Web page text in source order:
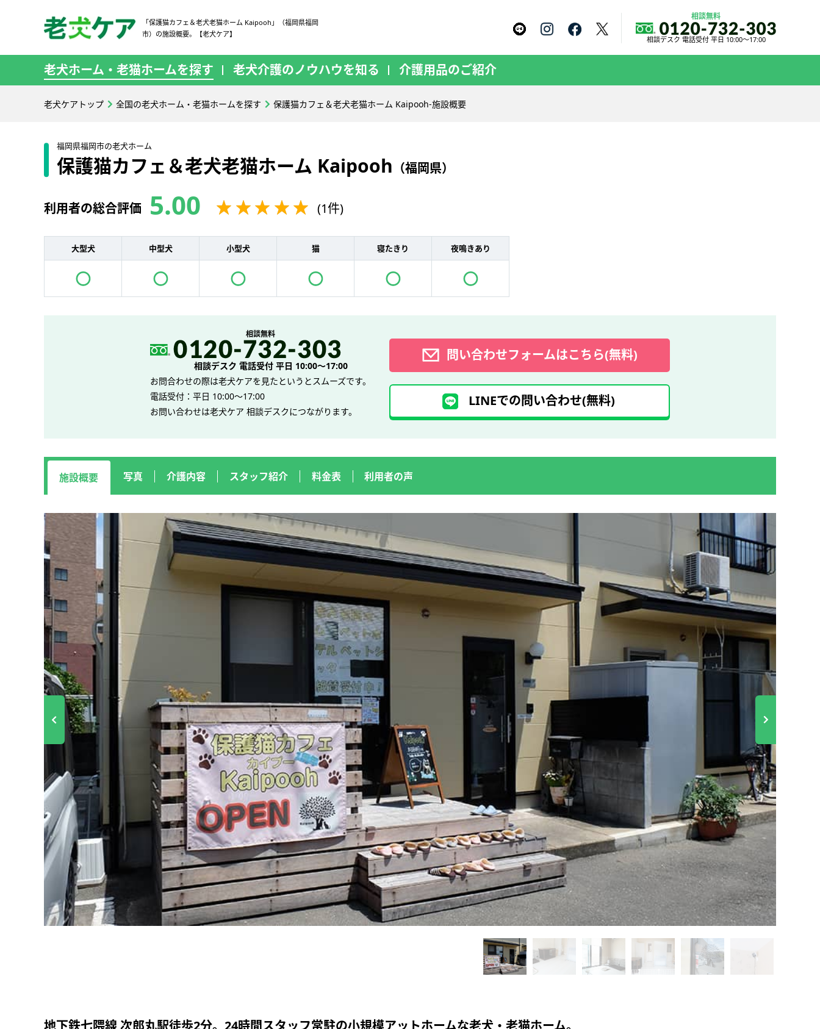
「保護猫カフェ＆老犬老猫ホーム Kaipooh」（福岡県福岡
市）の施設概要。【老犬ケア】
相談無料
相談デスク 電話受付 平日 10:00～17:00
老犬ホーム・老猫ホームを探す 老犬介護のノウハウを知る 介護用品のご紹介
老犬ケアトップ 全国の老犬ホーム・老猫ホームを探す 保護猫カフェ＆老犬老猫ホーム Kaipooh-施設概要
福岡県福岡市の老犬ホーム
保護猫カフェ＆老犬老猫ホーム Kaipooh （福岡県）
利用者の総合評価 5.00 (1件)
大型犬 中型犬 小型犬 猫 寝たきり 夜鳴きあり
問い合わせフォームはこちら(無料)
LINEでの問い合わせ(無料)
相談無料
相談デスク 電話受付 平日 10:00～17:00
お問合わせの際は老犬ケアを見たというとスムーズです。
電話受付：平日 10:00～17:00
お問い合わせは老犬ケア 相談デスクにつながります。
施設概要 写真 介護内容 スタッフ紹介 料金表 利用者の声
地下鉄七隈線 次郎丸駅徒歩2分。24時間スタッフ常駐の小規模アットホームな老犬・老猫ホーム。